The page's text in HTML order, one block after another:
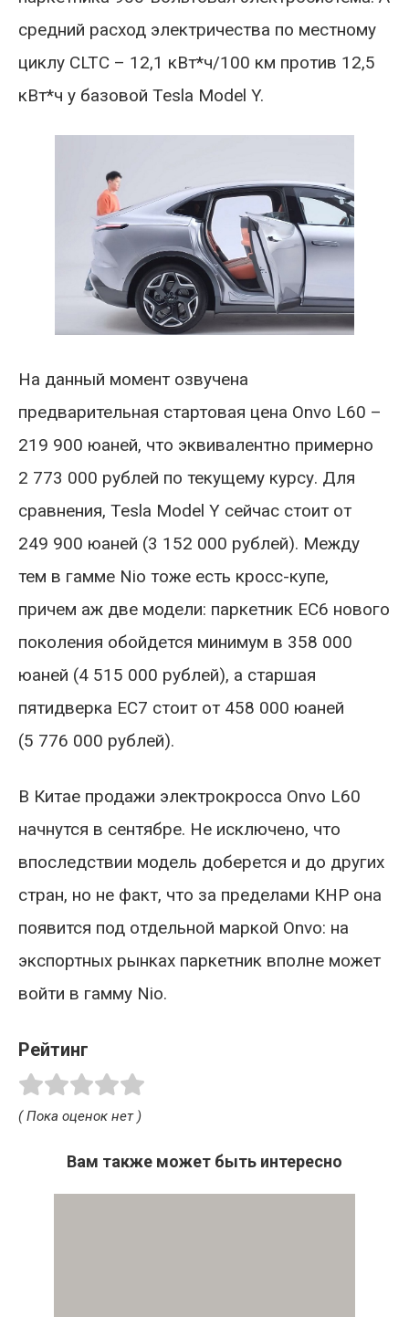
средний расход электричества по местному
циклу CLTC – 12,1 кВт*ч/100 км против 12,5
кВт*ч у базовой Tesla Model Y.
На данный момент озвучена
предварительная стартовая цена Onvo L60 –
219 900 юаней, что эквивалентно примерно
2 773 000 рублей по текущему курсу. Для
сравнения, Tesla Model Y сейчас стоит от
249 900 юаней (3 152 000 рублей). Между
тем в гамме Nio тоже есть кросс-купе,
причем аж две модели: паркетник EC6 нового
поколения обойдется минимум в 358 000
юаней (4 515 000 рублей), а старшая
пятидверка EC7 стоит от 458 000 юаней
(5 776 000 рублей).
В Китае продажи электрокросса Onvo L60
начнутся в сентябре. Не исключено, что
впоследствии модель доберется и до других
стран, но не факт, что за пределами КНР она
появится под отдельной маркой Onvo: на
экспортных рынках паркетник вполне может
войти в гамму Nio.
Рейтинг
( Пока оценок нет )
Вам также может быть интересно